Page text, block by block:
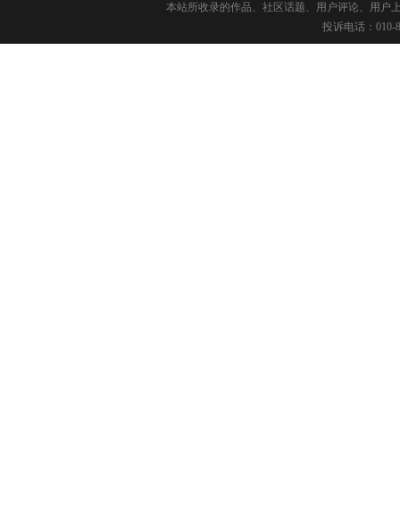
本站所收录的作品、社区话题、用户评论、用户
投诉电话：010-